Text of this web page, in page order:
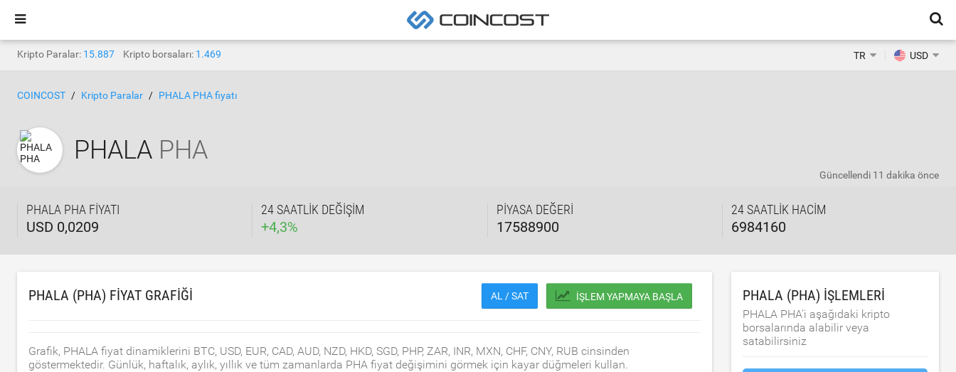
Kripto Paralar: 15.887 Kripto borsaları: 1.469 TR USD
COINCOST Kripto Paralar PHALA PHA fiyatı
PHALA PHA
PHALA PHA FIYATI
USD 0,0209
24 SAATLIK DEĞIŞIM
+4,3%
PIYASA DEĞERI
17588900
24 SAATLIK HACIM
6984160
Güncellendi 11 dakika önce
PHALA (PHA) FIYAT GRAFIĞI AL / SAT İŞLEM YAPMAYA BAŞLA
Grafik, PHALA fiyat dinamiklerini BTC, USD, EUR, CAD, AUD, NZD, HKD, SGD, PHP, ZAR, INR, MXN, CHF, CNY, RUB cinsinden
göstermektedir. Günlük, haftalık, aylık, yıllık ve tüm zamanlarda PHA fiyat değişimini görmek için kayar düğmeleri kullan.
PHALA (PHA) IŞLEMLERI
PHALA PHA'i aşağıdaki kripto
borsalarında alabilir veya
satabilirsiniz